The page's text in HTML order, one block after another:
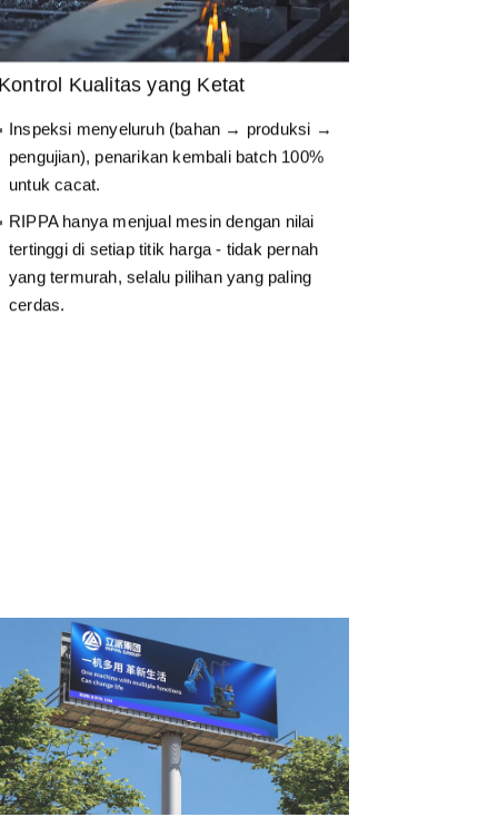
Inspeksi menyeluruh (bahan → produksi →
pengujian), penarikan kembali batch 100%
untuk cacat.
RIPPA hanya menjual mesin dengan nilai
tertinggi di setiap titik harga - tidak pernah
yang termurah, selalu pilihan yang paling
Gratis $1.000 attachment (mis., pemutus,
ripper), diskon seumur hidup untuk suku
cadang.